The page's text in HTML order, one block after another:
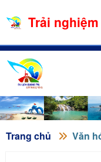
07-08-2026, 12:22:13
Trang chủ Văn
Trải